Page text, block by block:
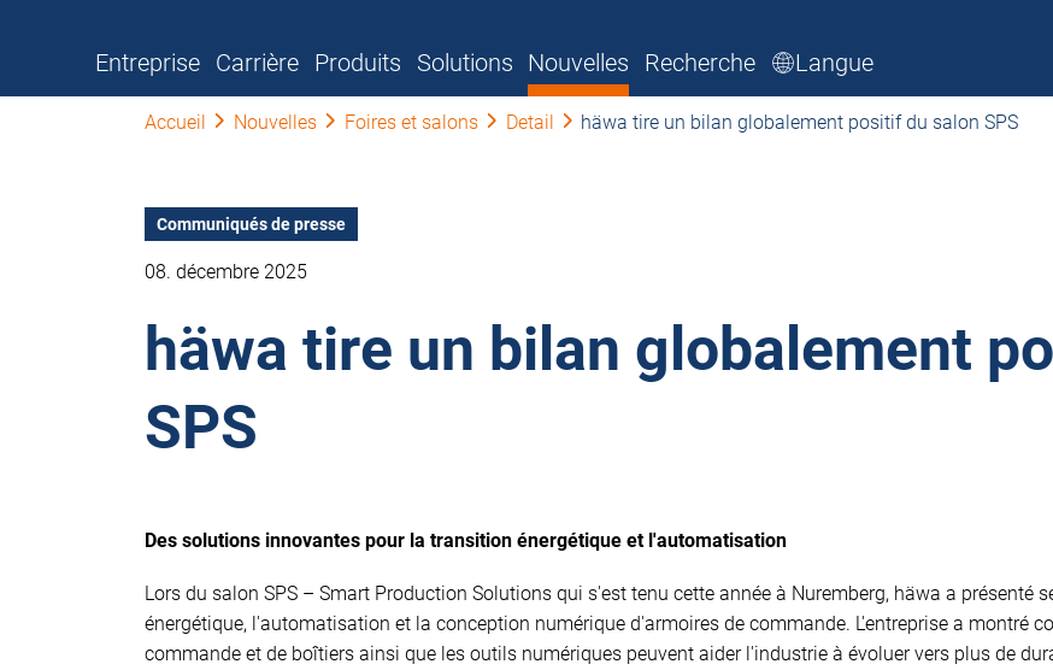
Entreprise Carrière Produits Solutions Nouvelles Recherche Langue
Accueil Nouvelles Foires et salons Detail häwa tire un bilan globalement positif du salon SPS
Communiqués de presse
08. décembre 2025
häwa tire un bilan globalement
SPS
Des solutions innovantes pour la transition énergétique et l'automatisation
Lors du salon SPS – Smart Production Solutions qui s'est tenu cette année à Nuremberg, häwa a présenté
énergétique, l'automatisation et la conception numérique d'armoires de commande. L'entreprise a montré
commande et de boîtiers ainsi que les outils numériques peuvent aider l'industrie à évoluer vers plus de